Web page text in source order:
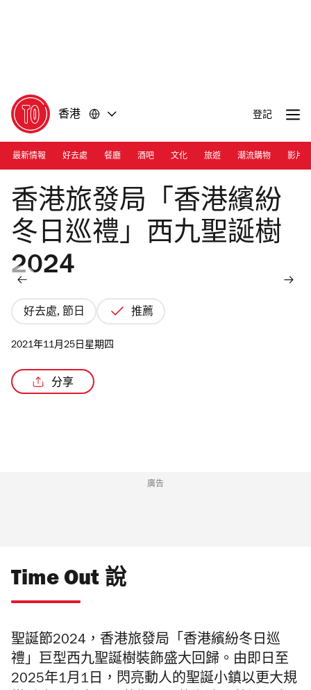
香港 登記
最新情報 好去處 餐廳 酒吧 文化 旅遊 潮流購物 影片
Photograph: Courtesy HKTB
香港旅發局「香港繽紛
冬日巡禮」西九聖誕樹
2024
好去處, 節日 推薦
2021年11月25日星期四
分享
廣告
Time Out 說
聖誕節2024，香港旅發局「香港繽紛冬日巡
禮」 巨型西九聖誕樹裝飾盛大回歸。 由即日至
2025年1月1日，閃亮動人的聖誕小鎮以更大規